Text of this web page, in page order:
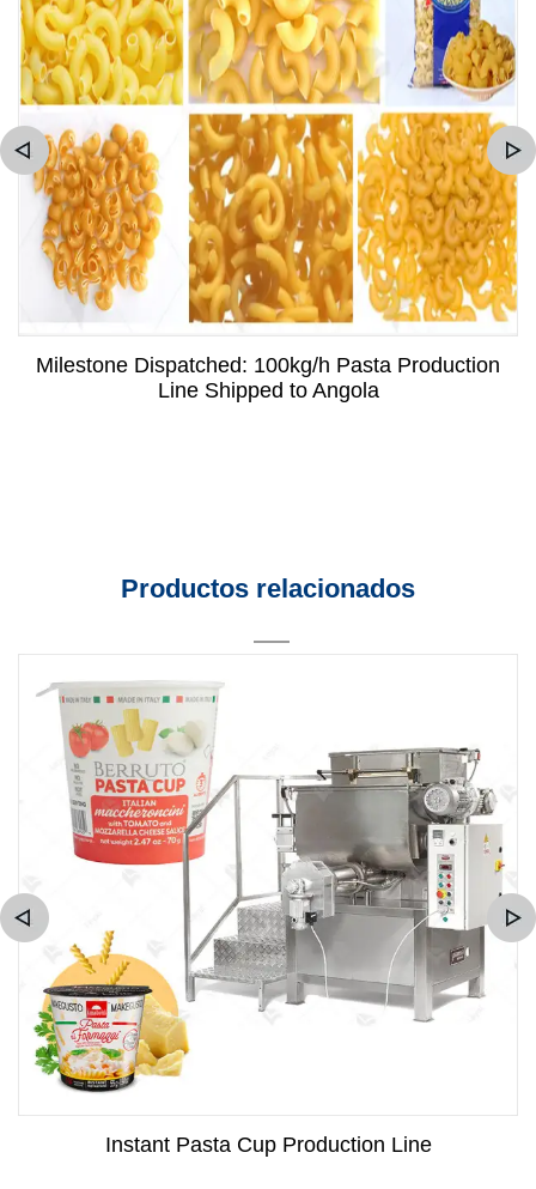
Milestone Dispatched: 100kg/h Pasta Production
Line Shipped to Angola
Productos relacionados
Instant Pasta Cup Production Line